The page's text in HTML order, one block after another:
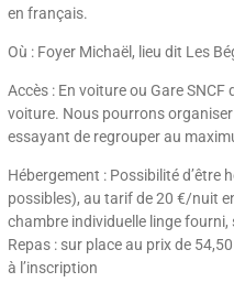
en français.
Où : Foyer Michaël, lieu dit Les
Accès : En voiture ou Gare
voiture. Nous pourrons
essayant de regrouper au
Hébergement : Possibilité d’être
possibles), au tarif de 20 €/nuit
chambre individuelle linge
Repas : sur place au prix de
à l’inscription